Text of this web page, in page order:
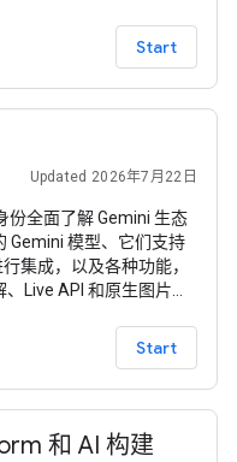
Start
Updated 2026年7月22日
份全面了解 Gemini 生态
Gemini 模型、它们支持
集成，以及各种功能，
Live API 和原生图片与
Start
和 AI 构建